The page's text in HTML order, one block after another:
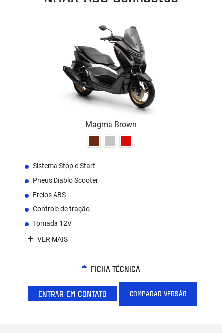
Magma Brown
Sistema Stop e Start
Pneus Diablo Scooter
Freios ABS
Controle de tração
Tomada 12V
VER MAIS
FICHA TÉCNICA
ENTRAR EM CONTATO COMPARAR VERSÃO